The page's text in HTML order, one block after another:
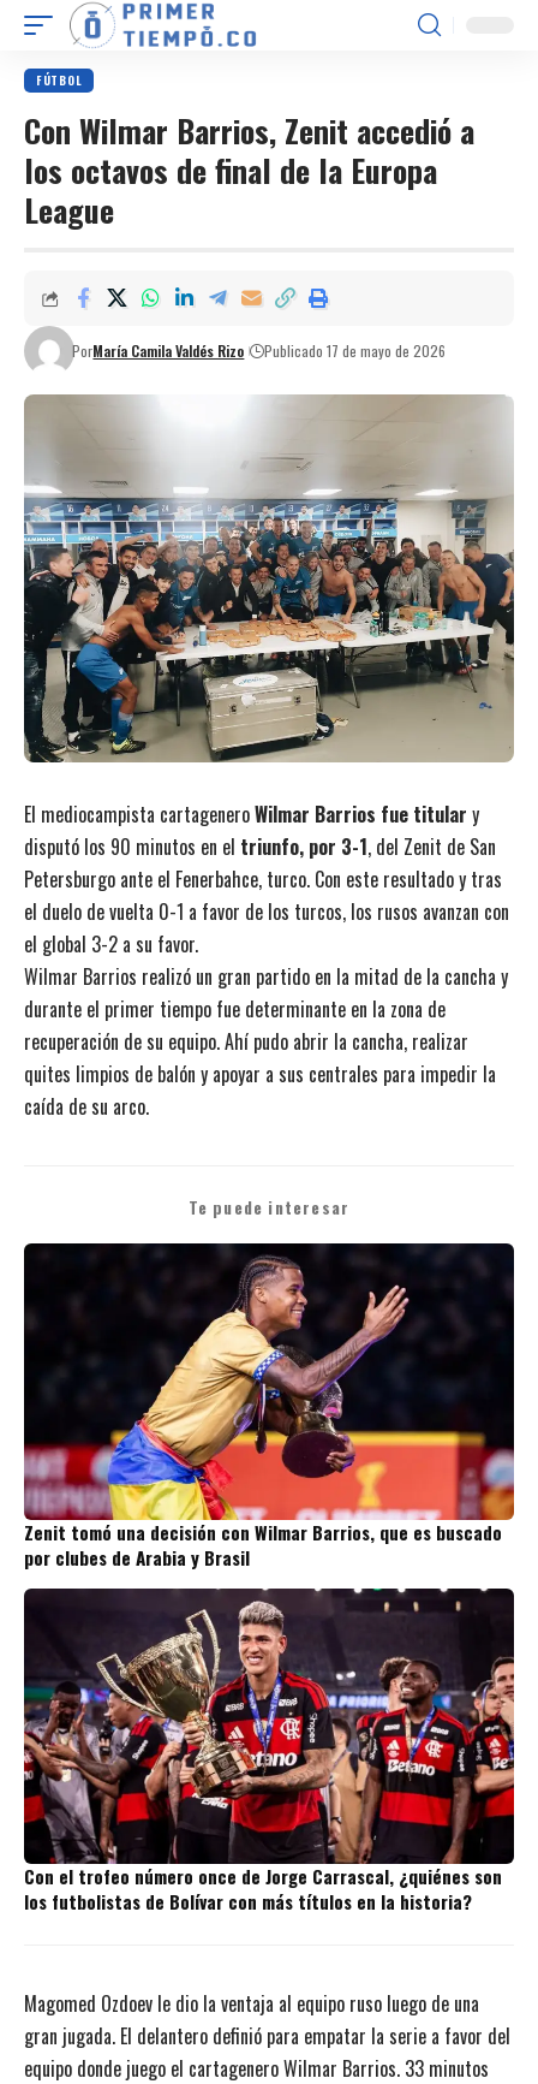
FÚTBOL
Con Wilmar Barrios, Zenit accedió a
los octavos de final de la Europa
League
PorMaría Camila Valdés Rizo Publicado 17 de mayo de 2026
El mediocampista cartageneroWilmar Barrios fue titular y
disputó los 90 minutos en el triunfo, por 3-1, del Zenit de San
Petersburgo ante el Fenerbahce, turco. Con este resultado y tras
el duelo de vuelta 0-1 a favor de los turcos, los rusos avanzan con
el global 3-2 a su favor.
Wilmar Barrios realizó un gran partido en la mitad de la cancha y
durante el primer tiempo fue determinante en la zona de
recuperación de su equipo. Ahí pudo abrir la cancha, realizar
quites limpios de balón y apoyar a sus centrales para impedir la
caída de su arco.
Te puede interesar
Zenit tomó una decisión con Wilmar Barrios, que es buscado
por clubes de Arabia y Brasil
Con el trofeo número once de Jorge Carrascal, ¿quiénes son
los futbolistas de Bolívar con más títulos en la historia?
Magomed Ozdoev le dio la ventaja al equipo ruso luego de una
gran jugada. El delantero definió para empatar la serie a favor del
equipo donde juego el cartagenero Wilmar Barrios. 33 minutos